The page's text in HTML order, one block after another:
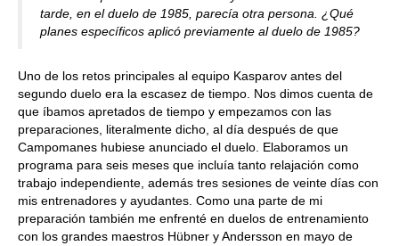
tarde, en el duelo de 1985, parecía otra persona. ¿Qué
planes específicos aplicó previamente al duelo de 1985?
Uno de los retos principales al equipo Kasparov antes del
segundo duelo era la escasez de tiempo. Nos dimos cuenta de
que íbamos apretados de tiempo y empezamos con las
preparaciones, literalmente dicho, al día después de que
Campomanes hubiese anunciado el duelo. Elaboramos un
programa para seis meses que incluía tanto relajación como
trabajo independiente, además tres sesiones de veinte días con
mis entrenadores y ayudantes. Como una parte de mi
preparación también me enfrenté en duelos de entrenamiento
con los grandes maestros Hübner y Andersson en mayo de